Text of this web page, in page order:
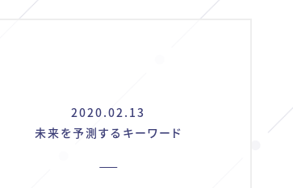
2020.02.13
未来を予測するキーワード